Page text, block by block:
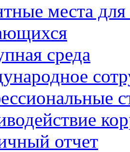
места
среда
отчет